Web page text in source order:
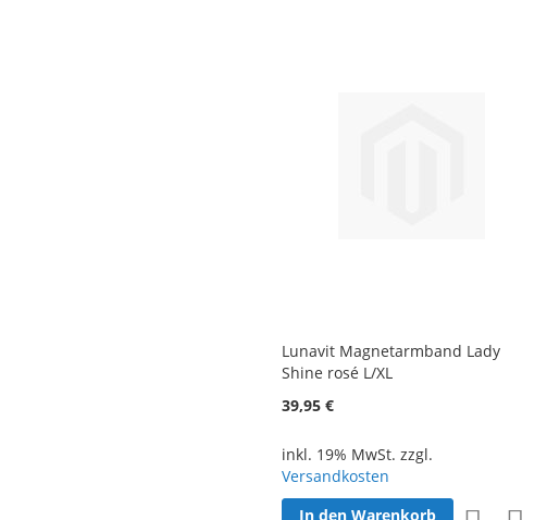
Lunavit Magnetarmband Lady
Shine rosé L/XL
39,95 €
inkl. 19% MwSt. zzgl.
Versandkosten
In den Warenkorb